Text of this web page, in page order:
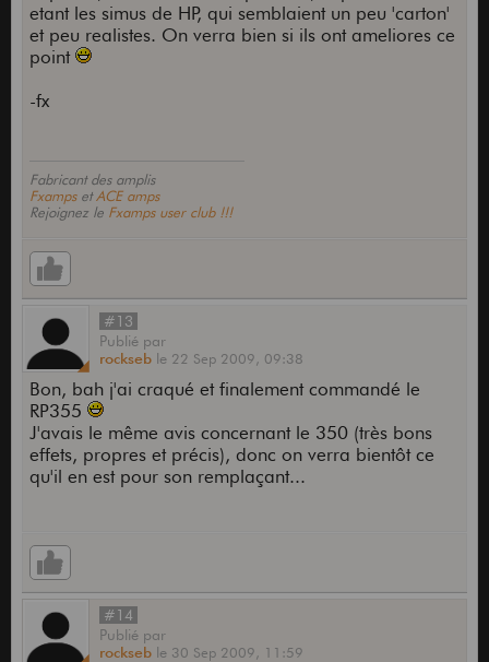
etant les simus de HP, qui semblaient un peu 'carton'
et peu realistes. On verra bien si ils ont ameliores ce
point
-fx
Fabricant des amplis
FxampsetACE amps
Rejoignez le Fxamps user club !!!
#13
Publié par
rockseb le 22 Sep 2009, 09:38
Bon, bah j'ai craqué et finalement commandé le
RP355
J'avais le même avis concernant le 350 (très bons
effets, propres et précis), donc on verra bientôt ce
qu'il en est pour son remplaçant...
#14
Publié par
rockseb le 30 Sep 2009, 11:59